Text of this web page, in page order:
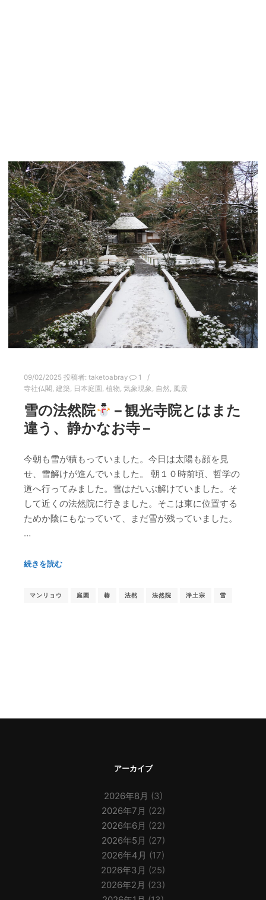
09/02/2025 投稿者: taketoabray
1
寺社仏閣 , 建築, 日本庭園 , 植物, 気象現象, 自然, 風景
雪の法然院
– 観光寺院とはまた
違う、静かなお寺 –
今朝も雪が積もっていました。今日は太陽も顔を見
せ、雪解けが進んでいました。 朝１０時前頃、哲学の
道へ行ってみました。雪はだいぶ解けていました。そ
して近くの法然院に行きました。そこは東に位置する
ためか陰にもなっていて、まだ雪が残っていました。
…
続きを読む
マンリョウ 庭園 椿 法然 法然院 浄土宗 雪
アーカイブ
2026年8月 (3)
2026年7月 (22)
2026年6月 (22)
2026年5月 (27)
2026年4月 (17)
2026年3月 (25)
2026年2月 (23)